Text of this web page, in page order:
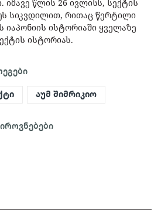
იმავე წლის 26 ივლისს, სექტის
სიკვდილით, რითაც წერტილი
იაპონიის ისტორიაში ყველაზე
ისტორიას.
აუმ შიმრიკიო